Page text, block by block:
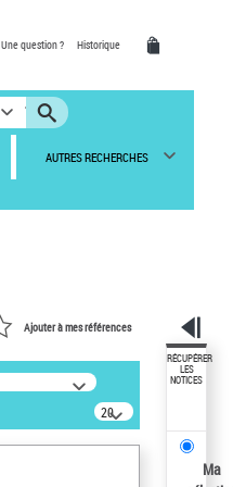
Une question ? Historique
AUTRES RECHERCHES
Ajouter à mes références
20
résultats/page
RÉCUPÉRER
LES
NOTICES
Ma